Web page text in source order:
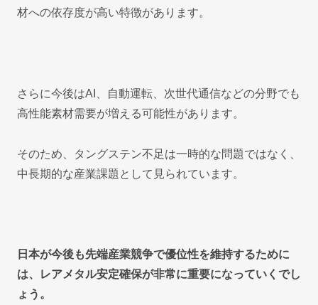
材への依存度が高い特徴があります。
さらに今後はAI、自動運転、次世代通信などの分野でも
高性能素材需要が増える可能性があります。
そのため、タングステン不足は一時的な問題ではなく、
中長期的な産業課題として見られています。
日本が今後も先端産業競争で優位性を維持するために
は、レアメタル安定確保が非常に重要になっていくでし
ょう。